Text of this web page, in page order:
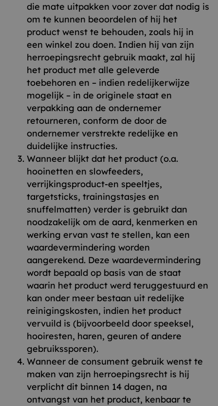
die mate uitpakken voor zover dat nodig is
om te kunnen beoordelen of hij het
product wenst te behouden, zoals hij in
een winkel zou doen. Indien hij van zijn
herroepingsrecht gebruik maakt, zal hij
het product met alle geleverde
toebehoren en – indien redelijkerwijze
mogelijk – in de originele staat en
verpakking aan de ondernemer
retourneren, conform de door de
ondernemer verstrekte redelijke en
duidelijke instructies.
Wanneer blijkt dat het product (o.a.
hooinetten en slowfeeders,
verrijkingsproduct-en speeltjes,
targetsticks, trainingstasjes en
snuffelmatten) verder is gebruikt dan
noodzakelijk om de aard, kenmerken en
werking ervan vast te stellen, kan een
waardevermindering worden
aangerekend. Deze waardevermindering
wordt bepaald op basis van de staat
waarin het product werd teruggestuurd en
kan onder meer bestaan uit redelijke
reinigingskosten, indien het product
vervuild is (bijvoorbeeld door speeksel,
hooiresten, haren, geuren of andere
gebruikssporen).
Wanneer de consument gebruik wenst te
maken van zijn herroepingsrecht is hij
verplicht dit binnen 14 dagen, na
ontvangst van het product, kenbaar te